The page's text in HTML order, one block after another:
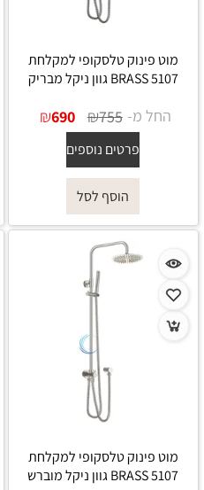
מוט פינוק טלסקופי למקלחת
5107 BRASS גוון ניקל מבריק
החל מ- ₪755
₪690
פרטים נוספים
הוסף לסל
מוט פינוק טלסקופי למקלחת
5107 BRASS גוון ניקל מוברש